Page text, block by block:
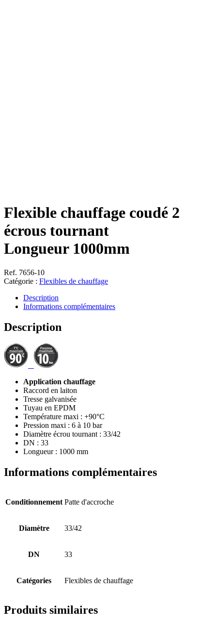
Flexible chauffage coudé 2
écrous tournant
Longueur 1000mm
Ref. 7656-10
Catégorie : Flexibles de chauffage
Description
Informations complémentaires
Description
Application chauffage
Raccord en laiton
Tresse galvanisée
Tuyau en EPDM
Température maxi : +90°C
Pression maxi : 6 à 10 bar
Diamètre écrou tournant : 33/42
DN : 33
Longueur : 1000 mm
Informations complémentaires
Conditionnement Patte d'accroche
Diamètre 33/42
DN 33
Catégories Flexibles de chauffage
Produits similaires